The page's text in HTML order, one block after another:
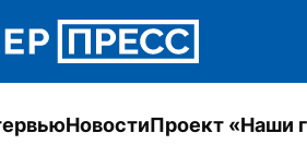
НовостиПроект «Наши